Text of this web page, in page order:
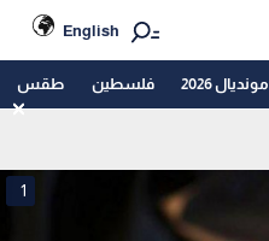
English
مونديال 2026 فلسطين طقس
1